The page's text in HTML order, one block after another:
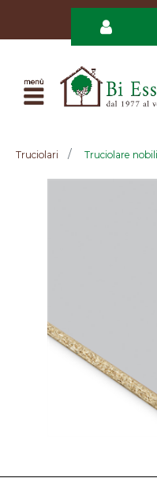
Open
Truciolari Truciolare